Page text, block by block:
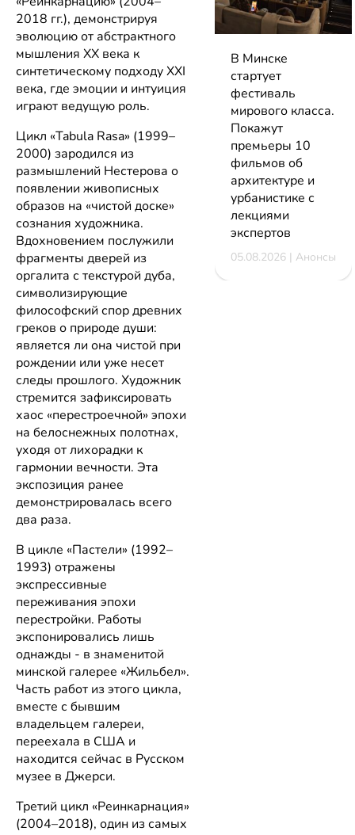
2018 гг.), демонстрируя
эволюцию от абстрактного
мышления XX века к
синтетическому подходу XXI
века, где эмоции и интуиция
играют ведущую роль.
Цикл «Tabula Rasa» (1999–
2000) зародился из
размышлений Нестерова о
появлении живописных
образов на «чистой доске»
сознания художника.
Вдохновением послужили
фрагменты дверей из
оргалита с текстурой дуба,
символизирующие
философский спор древних
греков о природе души:
является ли она чистой при
рождении или уже несет
следы прошлого. Художник
стремится зафиксировать
хаос «перестроечной» эпохи
на белоснежных полотнах,
уходя от лихорадки к
гармонии вечности. Эта
экспозиция ранее
демонстрировалась всего
два раза.
В цикле «Пастели» (1992–
1993) отражены
экспрессивные
переживания эпохи
перестройки. Работы
экспонировались лишь
однажды - в знаменитой
минской галерее «Жильбел».
Часть работ из этого цикла,
вместе с бывшим
владельцем галереи,
переехала в США и
находится сейчас в Русском
музее в Джерси.
Третий цикл «Реинкарнация»
(2004–2018), один из самых
В Минске
стартует
фестиваль
мирового класса.
Покажут
премьеры 10
фильмов об
архитектуре и
урбанистике с
лекциями
экспертов
05.08.2026 | Анонсы